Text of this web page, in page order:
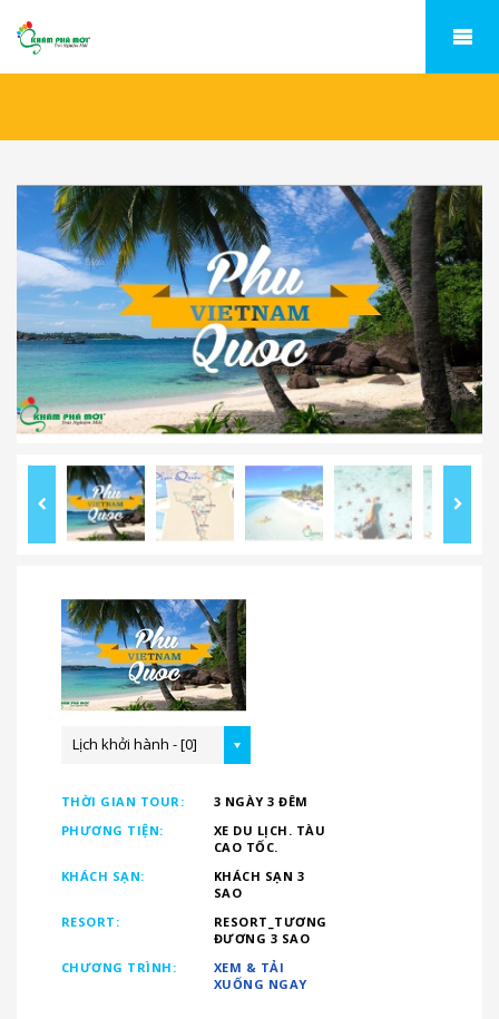
Lịch khởi hành - [0]
THỜI GIAN TOUR:
3 NGÀY 3 ĐÊM
PHƯƠNG TIỆN:
XE DU LỊCH. TÀU
CAO TỐC.
KHÁCH SẠN:
KHÁCH SẠN 3
SAO
RESORT:
RESORT_TƯƠNG
ĐƯƠNG 3 SAO
CHƯƠNG TRÌNH:
XEM & TẢI
XUỐNG NGAY